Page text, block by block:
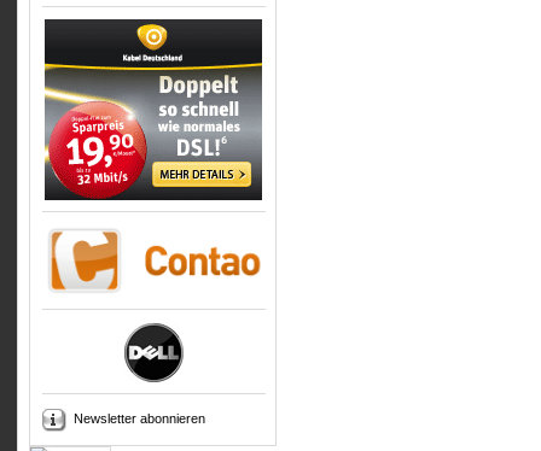
Newsletter abonnieren